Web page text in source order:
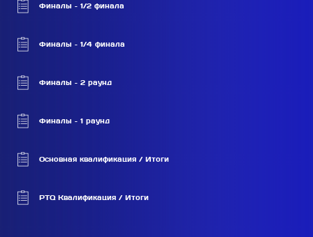
Финалы – 1/2 финала
Финалы – 1/4 финала
Финалы – 2 раунд
Финалы – 1 раунд
Основная квалификация / Итоги
PTQ Квалификация / Итоги